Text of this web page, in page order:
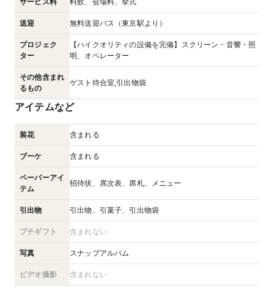
送迎 無料送迎バス（東京駅より）
プロジェク
ター
【ハイクオリティの設備を完備】スクリーン・音響・照
明、オペレーター
その他含まれ
るもの
ゲスト待合室,引出物袋
アイテムなど
装花 含まれる
ブーケ 含まれる
ペーパーアイ
テム
招待状、席次表、席札、メニュー
引出物 引出物、引菓子、引出物袋
プチギフト 含まれない
写真 スナップアルバム
ビデオ撮影 含まれない